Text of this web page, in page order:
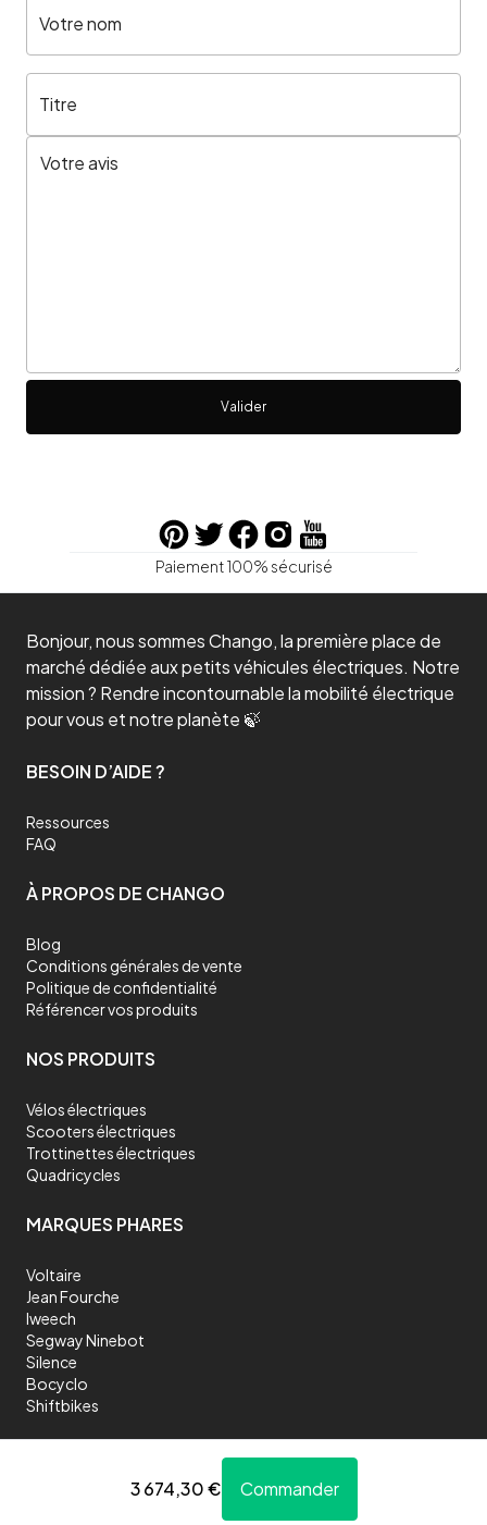
3 674,30 € Commander
Votre nom
Titre
Valider
Paiement 100% sécurisé
Bonjour, nous sommes Chango, la première place de
marché dédiée aux petits véhicules électriques. Notre
mission ? Rendre incontournable la mobilité électrique
pour vous et notre planète 🍃
BESOIN D’AIDE ?
Ressources
FAQ
À PROPOS DE CHANGO
Blog
Conditions générales de vente
Politique de confidentialité
Référencer vos produits
NOS PRODUITS
Vélos électriques
Scooters électriques
Trottinettes électriques
Quadricycles
MARQUES PHARES
Voltaire
Jean Fourche
Iweech
Segway Ninebot
Silence
Bocyclo
Shiftbikes
Chango